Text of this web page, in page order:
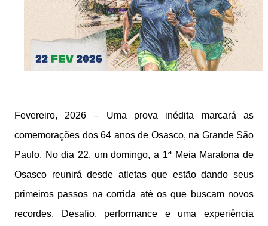
Fevereiro, 2026 – Uma prova inédita marcará as
comemorações dos 64 anos de Osasco, na Grande São
Paulo. No dia 22, um domingo, a 1ª Meia Maratona de
Osasco reunirá desde atletas que estão dando seus
primeiros passos na corrida até os que buscam novos
recordes. Desafio, performance e uma experiência